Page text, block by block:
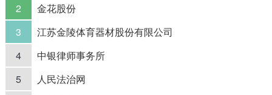
2
金花股份
3
江苏金陵体育器材股份有限公司
4
中银律师事务所
5
人民法治网